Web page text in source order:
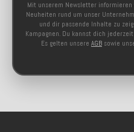
Mit unserem Newsletter
Neuheiten rund um unser
und dir passende Inhalte zu
Kampagnen. Du kannst dich
Es gelten unsere AGB sowie